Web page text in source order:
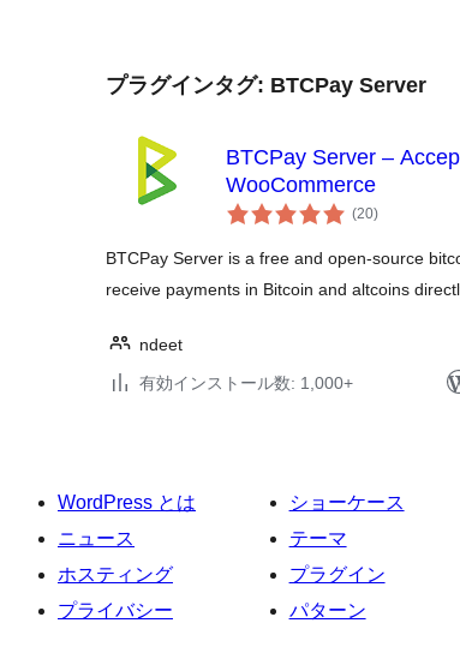
プラグインタグ: BTCPay Server
BTCPay Server –
WooCommerce
(20個
の)
BTCPay Server is a free and open-source
receive payments in Bitcoin and altcoins
ndeet
有効インストール数: 1,000+
WordPress とは
ニュース
ホスティング
プライバシー
ショーケース
テーマ
プラグイン
パターン